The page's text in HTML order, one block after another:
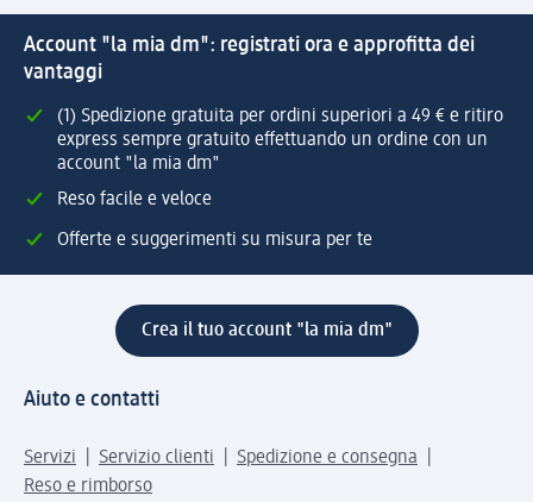
Account "la mia dm": registrati ora e approfitta dei
vantaggi
(1) Spedizione gratuita per ordini superiori a 49 € e ritiro
express sempre gratuito effettuando un ordine con un
account "la mia dm"
Reso facile e veloce
Offerte e suggerimenti su misura per te
Crea il tuo account "la mia dm"
Aiuto e contatti
Servizi Servizio clienti
Spedizione e consegna
Reso e rimborso